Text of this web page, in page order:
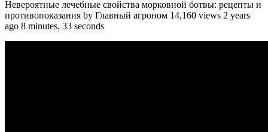
Невероятные лечебные свойства морковной ботвы: рецепты и
противопоказания by Главный агроном 14,160 views 2 years
ago 8 minutes, 33 seconds